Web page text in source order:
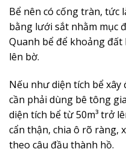
Bể nên có cống tràn, tức
bằng lưới sắt nhằm mục
Quanh bể để khoảng
lên bờ.
Nếu như diện tích bể xây
cần phải dùng bê tông
diện tích bể từ 50m³ trở
cẩn thận, chia ô rõ ràng,
theo câu đầu thành hồ.